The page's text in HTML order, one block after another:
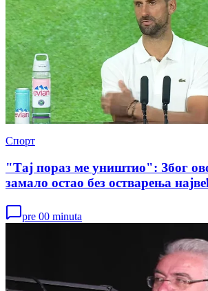
Спорт
"Тај пораз ме уништио": Због
замало остао без остварења
pre 00 minuta